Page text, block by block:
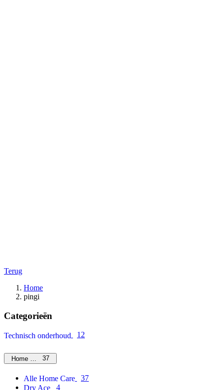
Terug
Home
pingi
Categorieën
Technisch onderhoud 12
Home Care37
Alle Home Care
37
Dry Ace
4